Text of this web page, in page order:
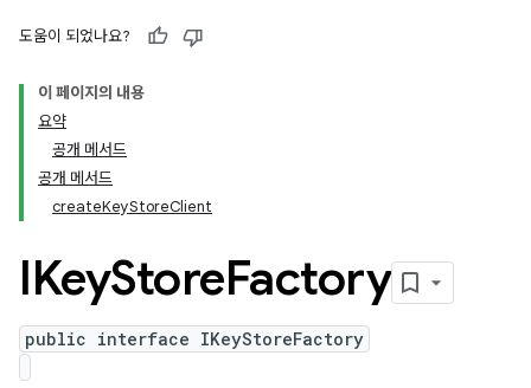
도움이 되었나요?
이 페이지의 내용
요약
공개 메서드
공개 메서드
createKeyStoreClient
IKeyStoreFactory
public interface IKeyStoreFactory